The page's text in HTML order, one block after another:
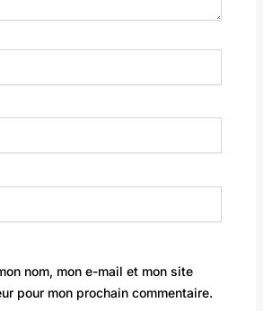
nom, mon e-mail et mon site
pour mon prochain commentaire.